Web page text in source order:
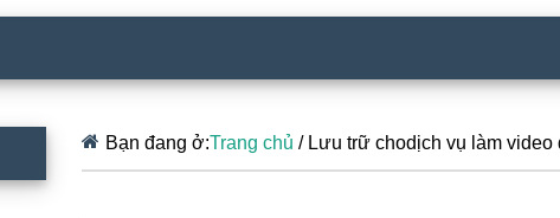
Bạn đang ở:Trang chủ /Lưu trữ chodịch vụ làm video